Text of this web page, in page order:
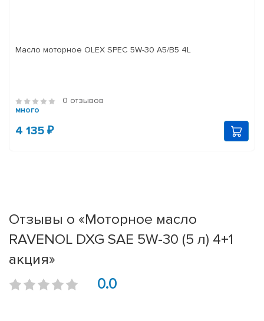
Масло моторное OLEX SPEC 5W-30 A5/B5 4L
0 отзывов
много
4 135 ₽
Отзывы о «Моторное масло
RAVENOL DXG SAE 5W-30 (5 л) 4+1
акция»
0.0